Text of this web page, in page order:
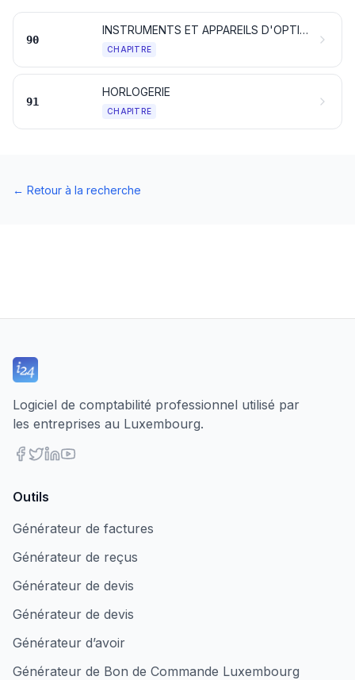
90
INSTRUMENTS ET APPAREILS D'OPTIQUE, DE PHOTOGRAPHIE OU DE CINÉMATOGRAPHIE, DE MESURE, DE CONTRÔLE OU DE PRÉCISION; INSTRUMENTS ET APPAREILS MÉDICO-CHIRURGICAUX; PARTIES ET ACCESSOIRES DE CES INSTRUMENTS OU APPAREILS
CHAPITRE
91
HORLOGERIE
CHAPITRE
← Retour à la recherche
Logiciel de comptabilité professionnel utilisé par
les entreprises au Luxembourg.
Outils
Générateur de factures
Générateur de reçus
Générateur de devis
Générateur de devis
Générateur d’avoir
Générateur de Bon de Commande Luxembourg